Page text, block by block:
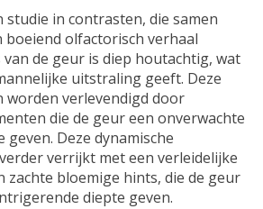
studie in contrasten, die samen
boeiend olfactorisch verhaal
van de geur is diep houtachtig, wat
uitstraling geeft. Deze
verlevendigd door
die de geur een onverwachte
Deze dynamische
verrijkt met een verleidelijke
zachte bloemige hints, die de geur
diepte geven.